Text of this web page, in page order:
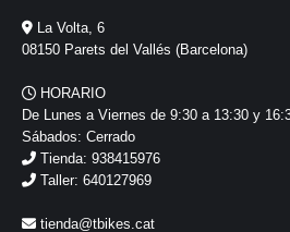
La Volta, 6
08150 Parets del Vallés (Barcelona)
HORARIO
De Lunes a Viernes de 9:30 a 13:30 y
Sábados: Cerrado
Tienda: 938415976
Taller: 640127969
tienda@tbikes.cat